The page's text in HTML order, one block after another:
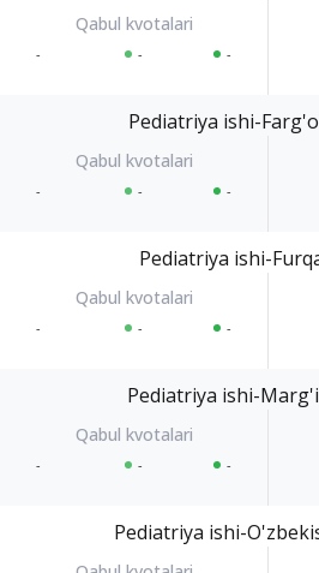
- - -
Pediatriya ishi-
- - -
Pediatriya ishi-
- - -
Pediatriya ishi-
- - -
Pediatriya ishi-